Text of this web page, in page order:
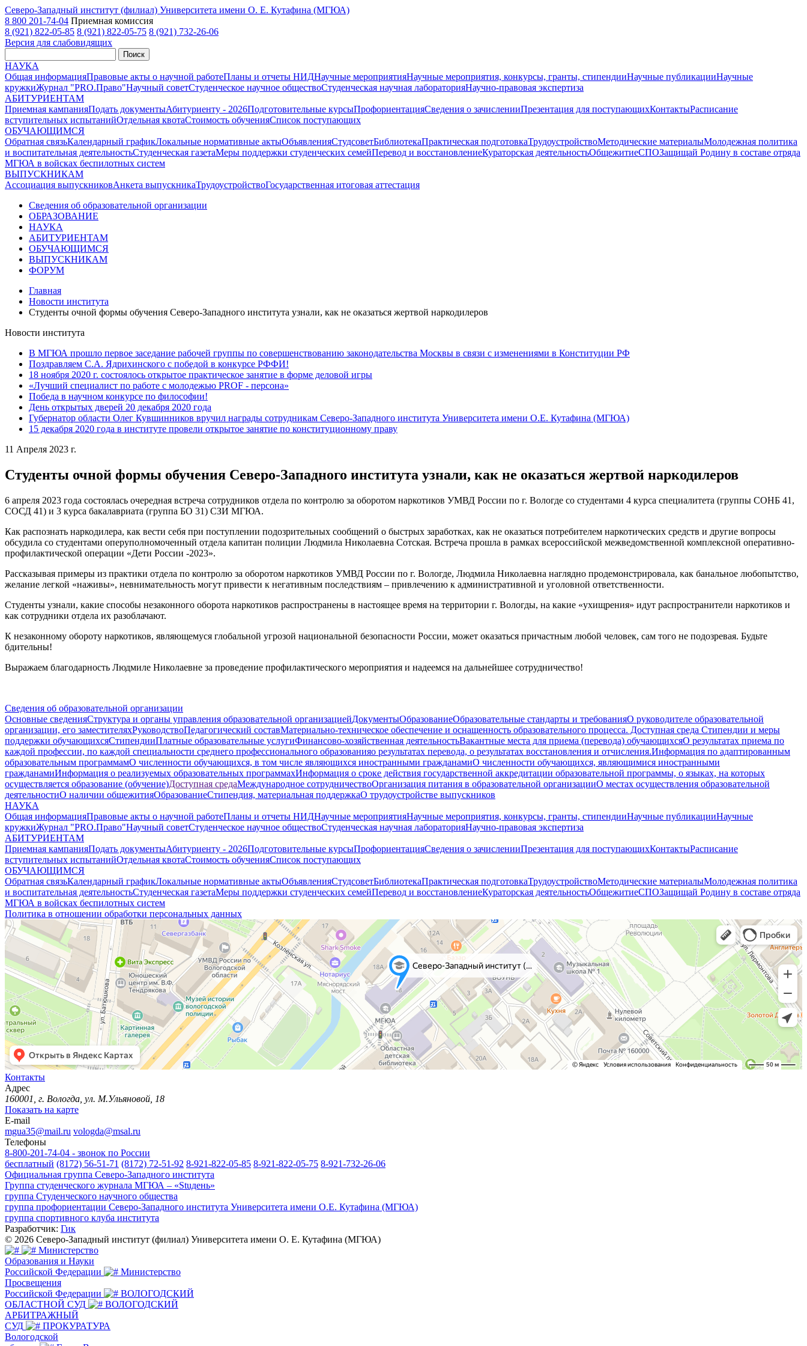
Северо-Западный институт (филиал) Университета имени О. Е. Кутафина (МГЮА)
8 800 201-74-04 Приемная комиссия
8 (921) 822-05-85 8 (921) 822-05-75 8 (921) 732-26-06
Версия для слабовидящих
Поиск
НАУКА
Общая информацияПравовые акты о научной работеПланы и отчеты НИДНаучные мероприятияНаучные мероприятия, конкурсы, гранты, стипендииНаучные публикацииНаучные
кружкиЖурнал "PRO.Право"Научный советСтуденческое научное обществоСтуденческая научная лабораторияНаучно-правовая экспертиза
АБИТУРИЕНТАМ
Приемная кампанияПодать документыАбитуриенту - 2026Подготовительные курсыПрофориентацияСведения о зачисленииПрезентация для поступающихКонтактыРасписание
вступительных испытанийОтдельная квотаСтоимость обученияCписок поступающих
ОБУЧАЮЩИМСЯ
Обратная связьКалендарный графикЛокальные нормативные актыОбъявленияСтудсоветБиблиотекаПрактическая подготовкаТрудоустройствоМетодические материалыМолодежная политика
и воспитательная деятельностьСтуденческая газетаМеры поддержки студенческих семейПеревод и восстановлениеКураторская деятельностьОбщежитиеСПОЗащищай Родину в составе отряда
МГЮА в войсках беспилотных систем
ВЫПУСКНИКАМ
Ассоциация выпускниковАнкета выпускникаТрудоустройствоГосударственная итоговая аттестация
Сведения об образовательной организации
ОБРАЗОВАНИЕ
НАУКА
АБИТУРИЕНТАМ
ОБУЧАЮЩИМСЯ
ВЫПУСКНИКАМ
ФОРУМ
Главная
Новости института
Студенты очной формы обучения Северо-Западного института узнали, как не оказаться жертвой наркодилеров
Новости института
В МГЮА прошло первое заседание рабочей группы по совершенствованию законодательства Москвы в связи с изменениями в Конституции РФ
Поздравляем С.А. Ядрихинского с победой в конкурсе РФФИ!
18 ноября 2020 г. состоялось открытое практическое занятие в форме деловой игры
«Лучший специалист по работе с молодежью PROF - персона»
Победа в научном конкурсе по философии!
День открытых дверей 20 декабря 2020 года
Губернатор области Олег Кувшинников вручил награды сотрудникам Северо-Западного института Университета имени О.Е. Кутафина (МГЮА)
15 декабря 2020 года в институте провели открытое занятие по конституционному праву
11 Апреля 2023 г.
Студенты очной формы обучения Северо-Западного института узнали, как не оказаться жертвой наркодилеров
6 апреля 2023 года состоялась очередная встреча сотрудников отдела по контролю за оборотом наркотиков УМВД России по г. Вологде со студентами 4 курса специалитета (группы СОНБ 41,
СОСД 41) и 3 курса бакалавриата (группа БО 31) СЗИ МГЮА.
Как распознать наркодилера, как вести себя при поступлении подозрительных сообщений о быстрых заработках, как не оказаться потребителем наркотических средств и другие вопросы
обсудила со студентами оперуполномоченный отдела капитан полиции Людмила Николаевна Сотская. Встреча прошла в рамках всероссийской межведомственной комплексной оперативно-
профилактической операции «Дети России -2023».
Рассказывая примеры из практики отдела по контролю за оборотом наркотиков УМВД России по г. Вологде, Людмила Николаевна наглядно продемонстрировала, как банальное любопытство,
желание легкой «наживы», невнимательность могут привести к негативным последствиям – привлечению к административной и уголовной ответственности.
Студенты узнали, какие способы незаконного оборота наркотиков распространены в настоящее время на территории г. Вологды, на какие «ухищрения» идут распространители наркотиков и
как сотрудники отдела их разоблачают.
К незаконному обороту наркотиков, являющемуся глобальной угрозой национальной безопасности России, может оказаться причастным любой человек, сам того не подозревая. Будьте
бдительны!
Выражаем благодарность Людмиле Николаевне за проведение профилактического мероприятия и надеемся на дальнейшее сотрудничество!
Сведения об образовательной организации
Основные сведенияСтруктура и органы управления образовательной организациейДокументыОбразованиеОбразовательные стандарты и требованияО руководителе образовательной
организации, его заместителяхРуководствоПедагогический составМатериально-техническое обеспечение и оснащенность образовательного процесса. Доступная среда Стипендии и меры
поддержки обучающихсяСтипендииПлатные образовательные услугиФинансово-хозяйственная деятельностьВакантные места для приема (перевода) обучающихсяО результатах приема по
каждой профессии, по каждой специальности среднего профессионального образованияо результатах перевода, о результатах восстановления и отчисления.Информация по адаптированным
образовательным программамО численности обучающихся, в том числе являющихся иностранными гражданамиО численности обучающихся, являющимися иностранными
гражданамиИнформация о реализуемых образовательных программахИнформация о сроке действия государственной аккредитации образовательной программы, о языках, на которых
осуществляется образование (обучение)Доступная средаМеждународное сотрудничествоОрганизация питания в образовательной организацииО местах осуществления образовательной
деятельностиО наличии общежитияОбразованиеСтипендия, материальная поддержкаО трудоустройстве выпускников
НАУКА
Общая информацияПравовые акты о научной работеПланы и отчеты НИДНаучные мероприятияНаучные мероприятия, конкурсы, гранты, стипендииНаучные публикацииНаучные
кружкиЖурнал "PRO.Право"Научный советСтуденческое научное обществоСтуденческая научная лабораторияНаучно-правовая экспертиза
АБИТУРИЕНТАМ
Приемная кампанияПодать документыАбитуриенту - 2026Подготовительные курсыПрофориентацияСведения о зачисленииПрезентация для поступающихКонтактыРасписание
вступительных испытанийОтдельная квотаСтоимость обученияCписок поступающих
ОБУЧАЮЩИМСЯ
Обратная связьКалендарный графикЛокальные нормативные актыОбъявленияСтудсоветБиблиотекаПрактическая подготовкаТрудоустройствоМетодические материалыМолодежная политика
и воспитательная деятельностьСтуденческая газетаМеры поддержки студенческих семейПеревод и восстановлениеКураторская деятельностьОбщежитиеСПОЗащищай Родину в составе отряда
МГЮА в войсках беспилотных систем
Политика в отношении обработки персональных данных
Контакты
Адрес
160001, г. Вологда, ул. М.Ульяновой, 18
Показать на карте
E-mail
mgua35@mail.ru vologda@msal.ru
Телефоны
8-800-201-74-04 - звонок по России
бесплатный (8172) 56-51-71 (8172) 72-51-92 8-921-822-05-85 8-921-822-05-75 8-921-732-26-06
Официальная группа Северо-Западного института
Группа студенческого журнала МГЮА – «Stuдень»
группа Студенческого научного общества
группа профориентации Северо-Западного института Университета имени О.Е. Кутафина (МГЮА)
группа спортивного клуба института
Разработчик: Гик
© 2026 Северо-Западный институт (филиал) Университета имени О. Е. Кутафина (МГЮА)
Министерство
Образования и Науки
Российской Федерации
Министерство
Просвещения
Российской Федерации
ВОЛОГОДСКИЙ
ОБЛАСТНОЙ СУД
ВОЛОГОДСКИЙ
АРБИТРАЖНЫЙ
СУД
ПРОКУРАТУРА
Вологодской